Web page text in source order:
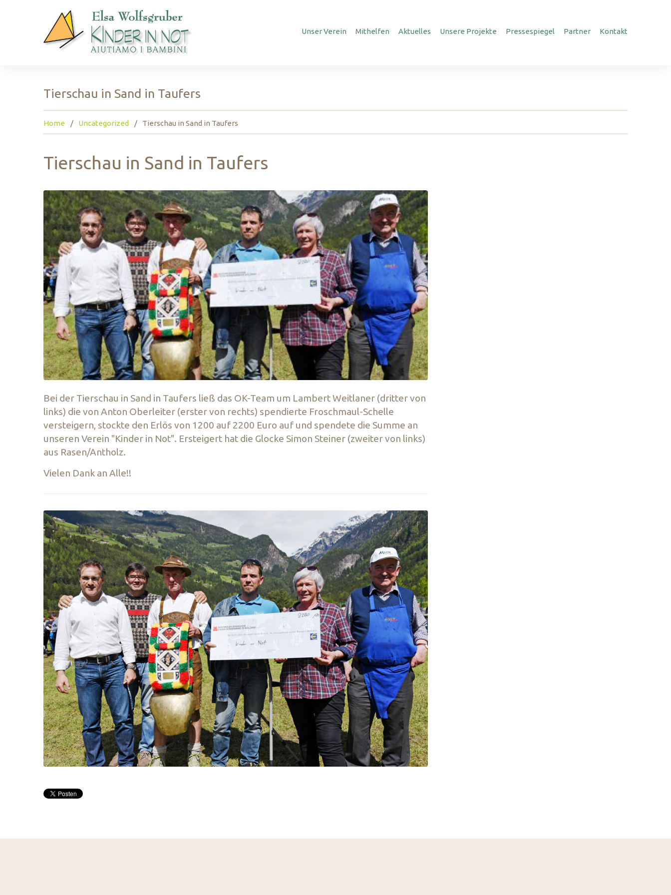
Unser Verein Mithelfen Aktuelles Unsere Projekte Pressespiegel Partner Kontakt
Tierschau in Sand in Taufers
Home Uncategorized Tierschau in Sand in Taufers
Tierschau in Sand in Taufers
Bei der Tierschau in Sand in Taufers ließ das OK-Team um Lambert Weitlaner (dritter von
links) die von Anton Oberleiter (erster von rechts) spendierte Froschmaul-Schelle
versteigern, stockte den Erlös von 1200 auf 2200 Euro auf und spendete die Summe an
unseren Verein "Kinder in Not". Ersteigert hat die Glocke Simon Steiner (zweiter von links)
aus Rasen/Antholz.
Vielen Dank an Alle!!